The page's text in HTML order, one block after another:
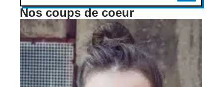
Nos coups de coeur